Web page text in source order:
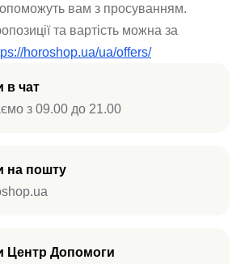
в чат
з 09.00 до 21.00
на пошту
Центр Допомоги
вам з просуванням.
та вартість можна за
horoshop.ua/ua/offers/